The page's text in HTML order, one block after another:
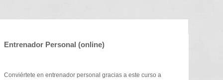
Entrenador Personal (online)
Conviértete en entrenador personal gracias a este curso a